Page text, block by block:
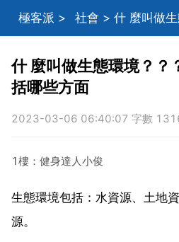
極客派 > 社會 > 什 麼叫做
環境包括哪些方面
什 麼叫做生態環境？？
括哪些方面
2023-03-06 06:40:07 字數
1樓：健身達人小俊
生態環境包括：水資源、土地
源。